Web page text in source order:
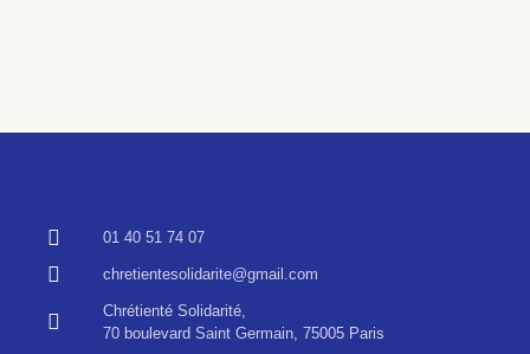
01 40 51 74 07
chretientesolidarite@gmail.com
Chrétienté Solidarité,
70 boulevard Saint Germain, 75005 Paris